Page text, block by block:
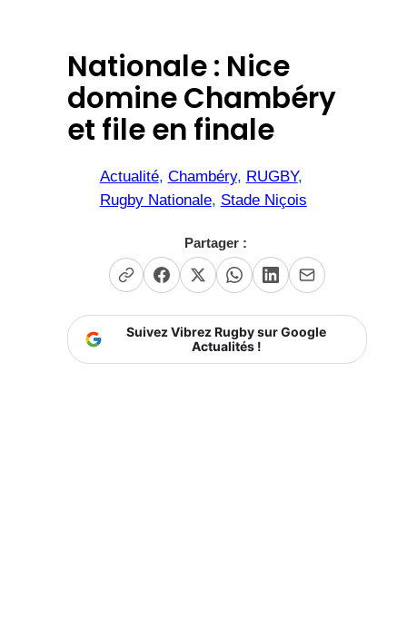
Nationale : Nice
domine Chambéry
et file en finale
Actualité, Chambéry, RUGBY
Rugby Nationale, Stade Niçois
Partager :
Suivez Vibrez Rugby sur Google
Actualités !